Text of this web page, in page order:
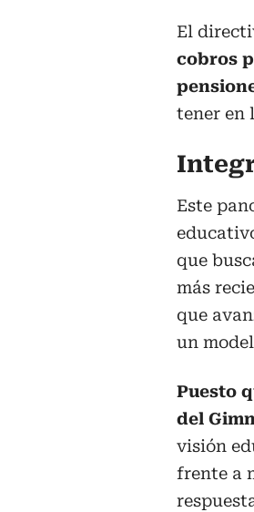
El
cobros
tener en
Este
que
más
que
un
Puesto
del
visión
frente a